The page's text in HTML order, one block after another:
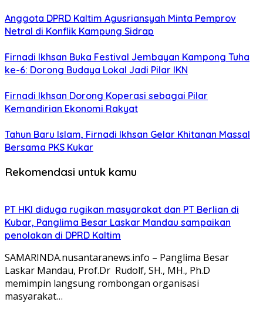
Anggota DPRD Kaltim Agusriansyah Minta Pemprov
Netral di Konflik Kampung Sidrap
Firnadi Ikhsan Buka Festival Jembayan Kampong Tuha
ke-6: Dorong Budaya Lokal Jadi Pilar IKN
Firnadi Ikhsan Dorong Koperasi sebagai Pilar
Kemandirian Ekonomi Rakyat
Tahun Baru Islam, Firnadi Ikhsan Gelar Khitanan Massal
Bersama PKS Kukar
Rekomendasi untuk kamu
PT HKI diduga rugikan masyarakat dan PT Berlian di
Kubar, Panglima Besar Laskar Mandau sampaikan
penolakan di DPRD Kaltim
SAMARINDA.nusantaranews.info – Panglima Besar
Laskar Mandau, Prof.Dr Rudolf, SH., MH., Ph.D
memimpin langsung rombongan organisasi
masyarakat…